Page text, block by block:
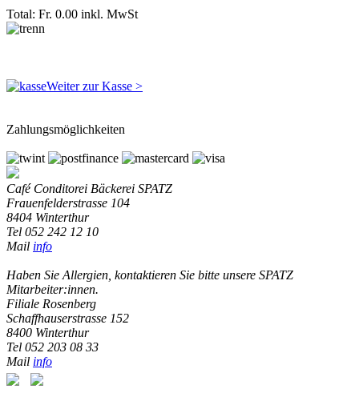
Total: Fr. 0.00 inkl. MwSt
Weiter zur Kasse >
Zahlungsmöglichkeiten
Café Conditorei Bäckerei SPATZ
Frauenfelderstrasse 104
8404 Winterthur
Tel 052 242 12 10
Mail info
Haben Sie Allergien, kontaktieren Sie bitte unsere SPATZ
Mitarbeiter:innen.
Filiale Rosenberg
Schaffhauserstrasse 152
8400 Winterthur
Tel 052 203 08 33
Mail info